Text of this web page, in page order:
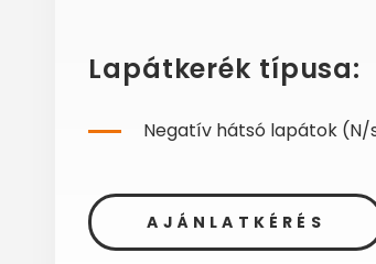
Lapátkerék típusa:
Negatív hátsó lapátok
AJÁNLATKÉRÉS